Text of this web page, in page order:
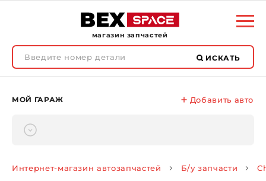
магазин запчастей
ИСКАТЬ
МОЙ ГАРАЖ Добавить авто
Интернет-магазин автозапчастей Б/у запчасти